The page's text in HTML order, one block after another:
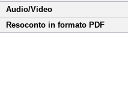
Audio/Video
Resoconto in formato PDF